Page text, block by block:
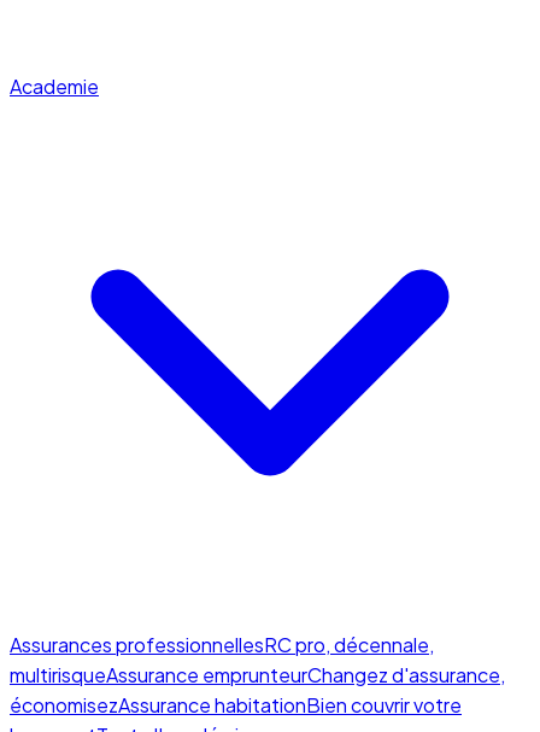
Academie
Assurances professionnellesRC pro, décennale,
multirisqueAssurance emprunteurChangez d'assurance,
économisezAssurance habitationBien couvrir votre